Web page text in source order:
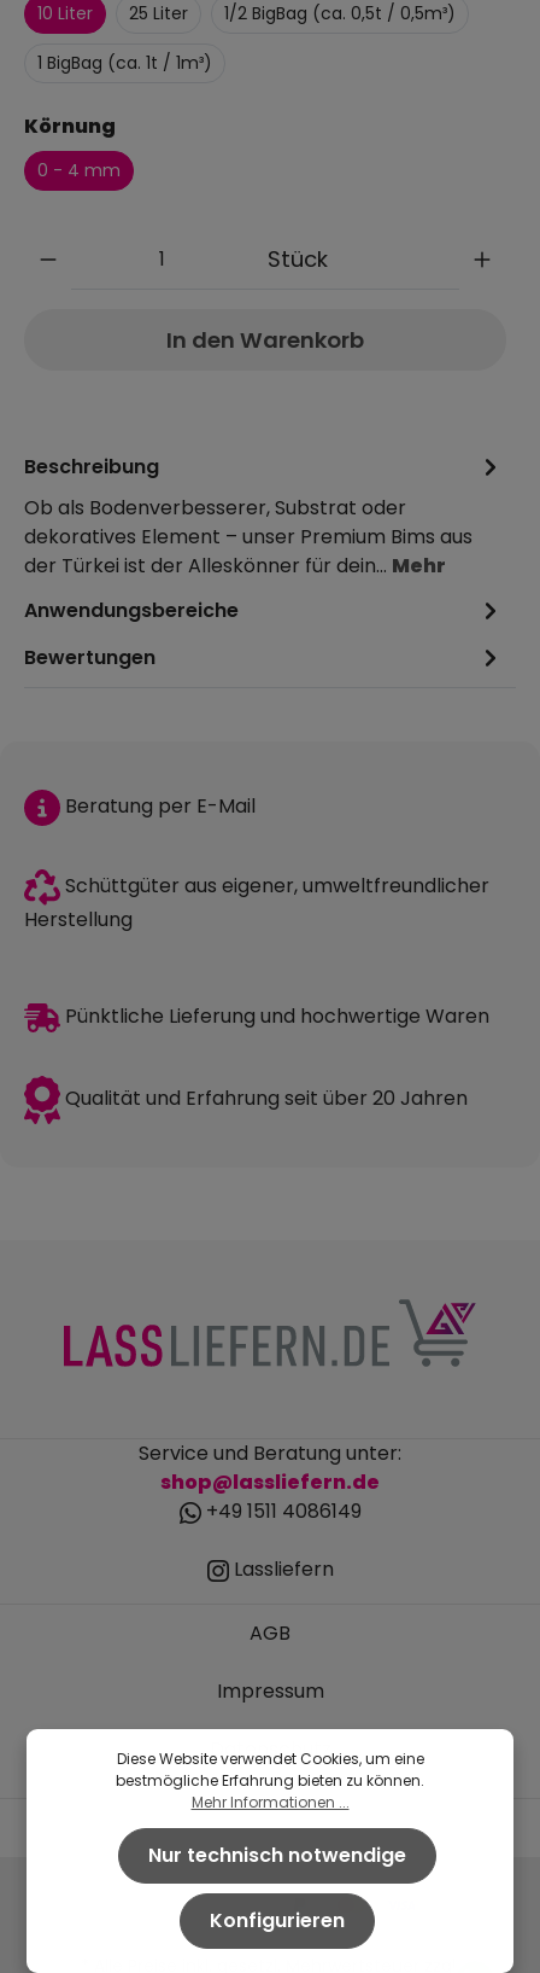
10 Liter 25 Liter 1/2 BigBag (ca. 0,5t / 0,5m³)
1 BigBag (ca. 1t / 1m³)
Körnung
0 - 4 mm
Stück
In den Warenkorb
Beschreibung
Ob als Bodenverbesserer, Substrat oder
dekoratives Element – unser Premium Bims aus
der Türkei ist der Alleskönner für dein… Mehr
Anwendungsbereiche
Bewertungen
Beratung per E-Mail
Schüttgüter aus eigener, umweltfreundlicher
Herstellung
Pünktliche Lieferung und hochwertige Waren
Qualität und Erfahrung seit über 20 Jahren
Service und Beratung unter:
shop@lassliefern.de
+49 1511 4086149
Lassliefern
AGB
Impressum
Datenschutz
Diese Website verwendet Cookies, um eine
bestmögliche Erfahrung bieten zu können.
Mehr Informationen ...
Nur technisch notwendige
Konfigurieren